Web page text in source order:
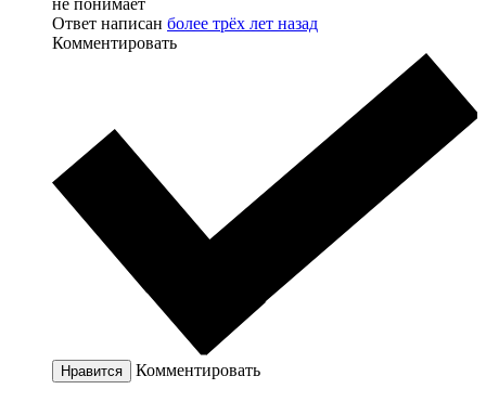
Ответ написан более трёх лет назад
Комментировать
Нравится Комментировать